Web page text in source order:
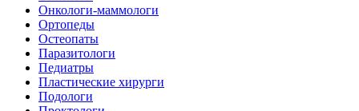
Онкологи-маммологи
Ортопеды
Остеопаты
Паразитологи
Педиатры
Пластические хирурги
Подологи